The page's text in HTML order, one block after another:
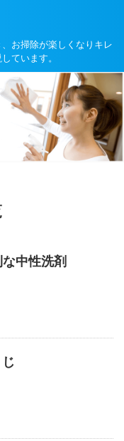
お掃除が楽しくなりキレ
ています。
中性洗剤